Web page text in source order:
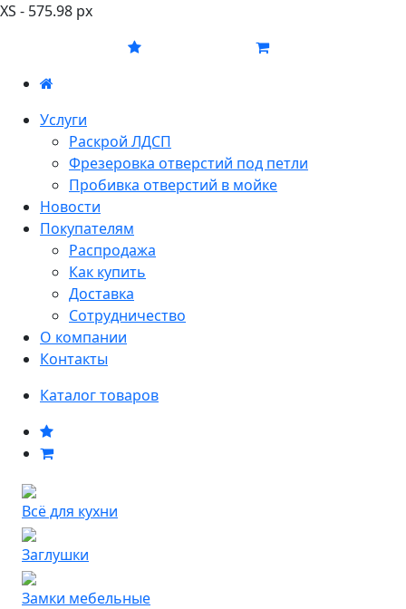
XS - 575.98 px
Услуги
Раскрой ЛДСП
Фрезеровка отверстий под петли
Пробивка отверстий в мойке
Новости
Покупателям
Распродажа
Как купить
Доставка
Сотрудничество
О компании
Контакты
Каталог товаров
Всё для кухни
Заглушки
Замки мебельные